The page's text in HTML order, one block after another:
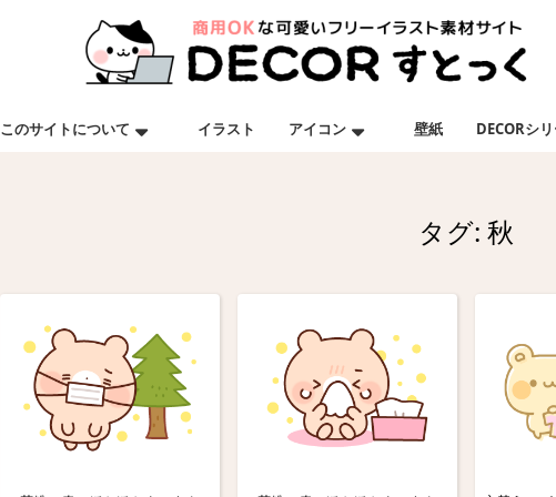
このサイトについて イラスト アイコン 壁紙 DECORシ
タグ: 秋